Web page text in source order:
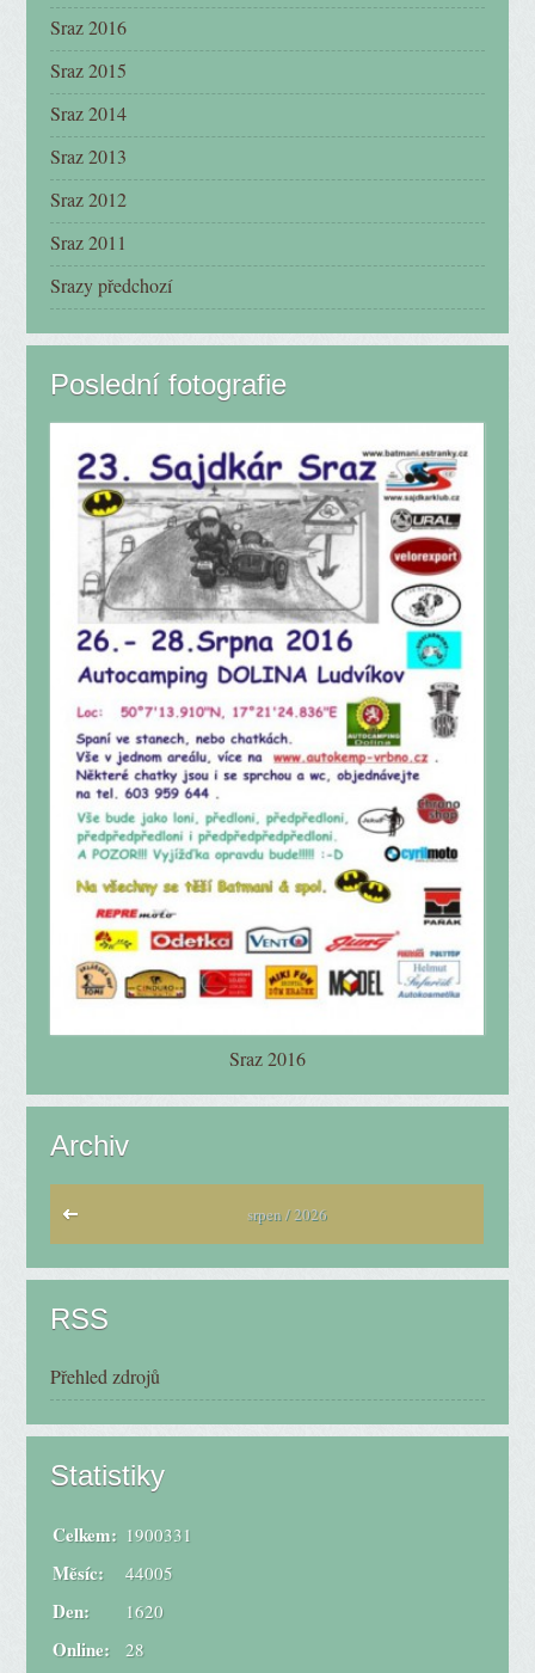
Sraz 2016
Sraz 2015
Sraz 2014
Sraz 2013
Sraz 2012
Sraz 2011
Srazy předchozí
Poslední fotografie
Sraz 2016
Archiv
srpen / 2026
RSS
Přehled zdrojů
Statistiky
Online: 28
Celkem: 1900331
Měsíc: 44005
Den: 1620